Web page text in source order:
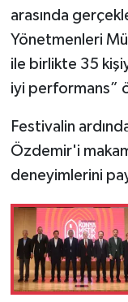
arasında
Yönetmenleri
ile birlikte 35
iyi performans”
Festivalin
Özdemir'i
deneyimlerini